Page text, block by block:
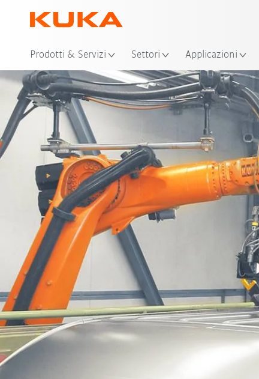
Prodotti & Servizi Settori Applicazioni